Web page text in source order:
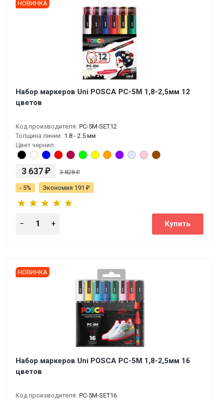
Набор маркеров Uni POSCA PC-5M 1,8-2,5мм 12
цветов
Код производителя: PC-5M-SET12
Толщина линии: 1.8 - 2.5 мм
Цвет чернил:
3 637 ₽ 3 828₽
- 5% Экономия 191 ₽
НОВИНКА
Набор маркеров Uni POSCA PC-5M 1,8-2,5мм 16
цветов
Код производителя: PC-5M-SET16
НОВИНКА